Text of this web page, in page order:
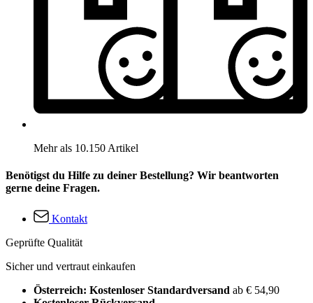
Mehr als 10.150 Artikel
Benötigst du Hilfe zu deiner Bestellung? Wir beantworten
gerne deine Fragen.
Kontakt
Geprüfte Qualität
Sicher und vertraut einkaufen
Österreich: Kostenloser Standardversand ab € 54,90